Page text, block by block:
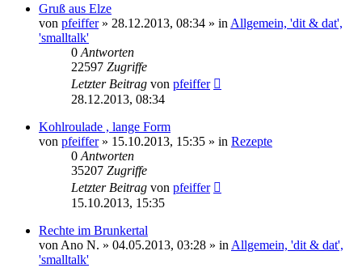
Gruß aus Elze
von pfeiffer» 28.12.2013, 08:34 » in Allgemein, 'dit & dat',
'smalltalk'
0 Antworten
22597 Zugriffe
Letzter Beitrag von pfeiffer
28.12.2013, 08:34
Kohlroulade , lange Form
von pfeiffer» 15.10.2013, 15:35 » in Rezepte
0 Antworten
35207 Zugriffe
Letzter Beitrag von pfeiffer
15.10.2013, 15:35
Rechte im Brunkertal
von Ano N. » 04.05.2013, 03:28 » in Allgemein, 'dit & dat',
'smalltalk'